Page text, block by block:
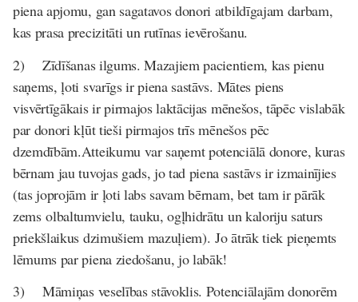
piena apjomu, gan sagatavos donori atbildīgajam darbam,
kas prasa precizitāti un rutīnas ievērošanu.
2)Zīdīšanas ilgums. Mazajiem pacientiem, kas pienu
saņems, ļoti svarīgs ir piena sastāvs. Mātes piens
visvērtīgākais ir pirmajos laktācijas mēnešos, tāpēc vislabāk
par donori kļūt tieši pirmajos trīs mēnešos pēc
dzemdībām.Atteikumu var saņemt potenciālā donore, kuras
bērnam jau tuvojas gads, jo tad piena sastāvs ir izmainījies
(tas joprojām ir ļoti labs savam bērnam, bet tam ir pārāk
zems olbaltumvielu, tauku, ogļhidrātu un kaloriju saturs
priekšlaikus dzimušiem mazuļiem). Jo ātrāk tiek pieņemts
lēmums par piena ziedošanu, jo labāk!
3)Māmiņas veselības stāvoklis. Potenciālajām donorēm